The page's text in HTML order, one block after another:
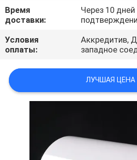
ПРОВЕРКА
КАЧЕСТВА
СВЯЖИТЕСЬ
МЫ
НОВОСТИ
СПРОСИТЕ
ЦИТАТУ
Время
доставки:
Через 10
Условия
оплаты:
Аккредитив,
западное
ЛУЧШАЯ ЦЕНА